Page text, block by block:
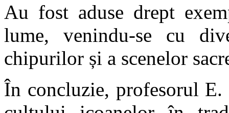
Au fost aduse drept
lume, venindu-se cu
chipurilor și a scenelor
În concluzie, profesorul